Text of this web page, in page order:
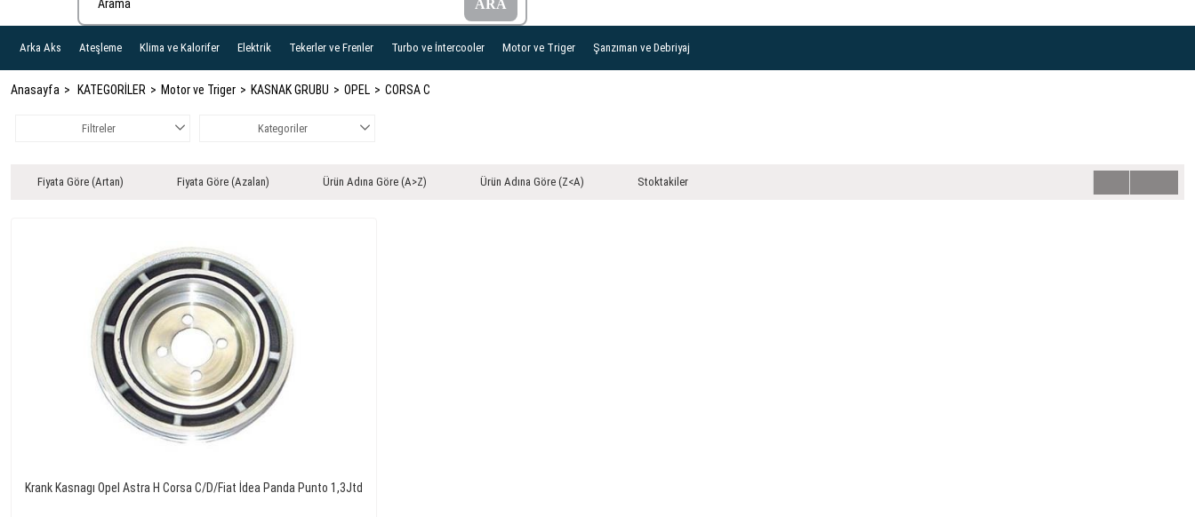
Arka Aks Ateşleme Klima ve Kalorifer Elektrik Tekerler ve Frenler Turbo ve İntercooler Motor ve Triger Şanzıman ve Debriyaj
Anasayfa KATEGORİLER Motor ve Triger KASNAK GRUBU OPEL CORSA C
Filtreler Kategoriler
Fiyata Göre (Artan) Fiyata Göre (Azalan) Ürün Adına Göre (A>Z) Ürün Adına Göre (Z<A) Stoktakiler
Krank Kasnagı Opel Astra H Corsa C/D/Fiat İdea Panda Punto 1,3Jtd